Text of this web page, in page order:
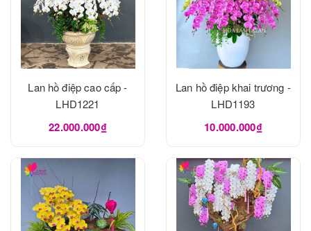
Lan hồ điệp cao cấp -
LHD1221
22.000.000₫
Lan hồ điệp khai trương -
LHD1193
10.000.000₫